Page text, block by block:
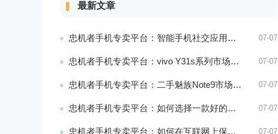
最新文章
忠机者手机专卖平台：智能手机社交应用分析 07-07
忠机者手机专卖平台：vivo Y31s系列市场价格走势平稳 07-07
忠机者手机专卖平台：二手魅族Note9市场价格持续下跌 07-07
忠机者手机专卖平台：如何选择一款好的二手手机应用？ 07-07
忠机者手机专卖平台：如何在互联网上保持安全？ 07-07